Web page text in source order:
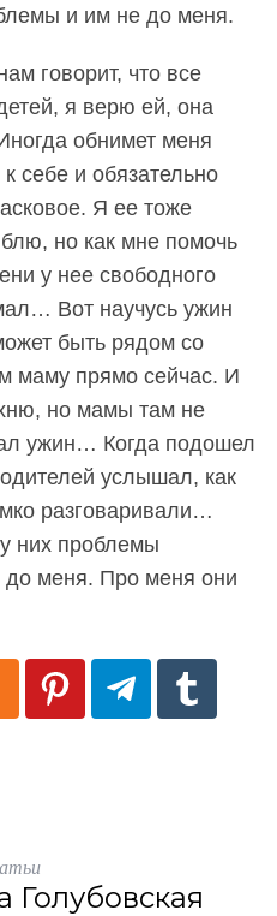
и им не до меня.
говорит, что все
я верю ей, она
обнимет меня
себе и обязательно
Я ее тоже
но как мне помочь
у нее свободного
Вот научусь ужин
быть рядом со
маму прямо сейчас. И
но мамы там не
ужин… Когда подошел
услышал, как
разговаривали…
них проблемы
до меня. Про меня они
Голубовская